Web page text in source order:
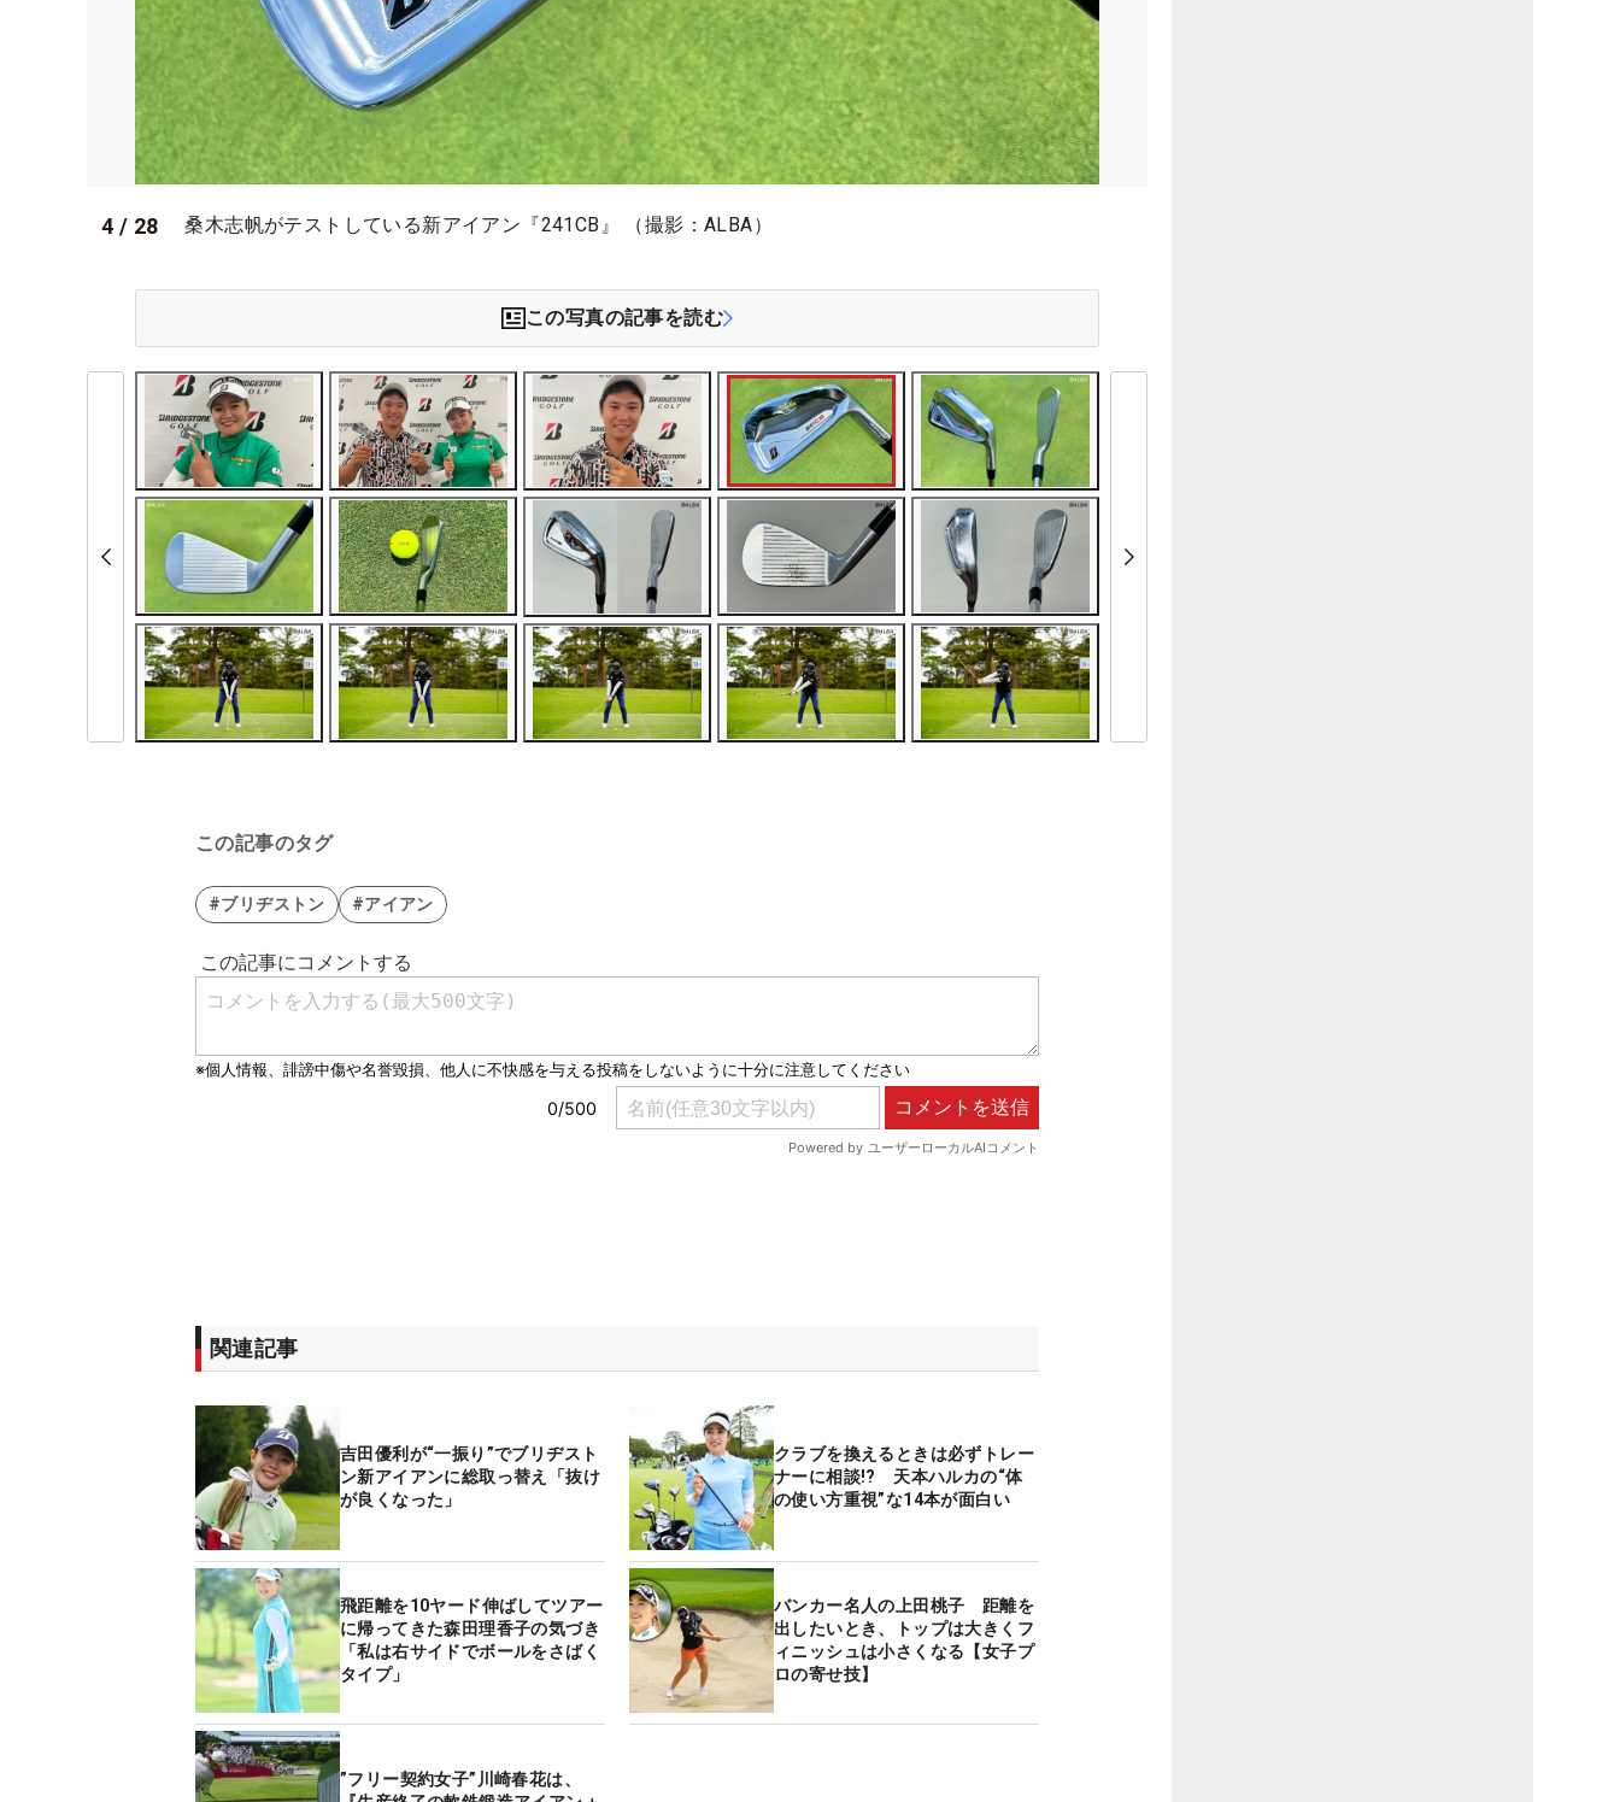
4 / 28 桑木志帆がテストしている新アイアン『241CB』 （撮影：ALBA）
この写真の記事を読む
この記事のタグ
#ブリヂストン #アイアン
関連記事
吉田優利が“一振り”でブリヂスト
ン新アイアンに総取っ替え「抜け
が良くなった」
クラブを換えるときは必ずトレー
ナーに相談!? 天本ハルカの“体
の使い方重視”な14本が面白い
飛距離を10ヤード伸ばしてツアー
に帰ってきた森田理香子の気づき
「私は右サイドでボールをさばく
タイプ」
バンカー名人の上田桃子 距離を
出したいとき、トップは大きくフ
ィニッシュは小さくなる【女子プ
ロの寄せ技】
”フリー契約女子”川崎春花は、